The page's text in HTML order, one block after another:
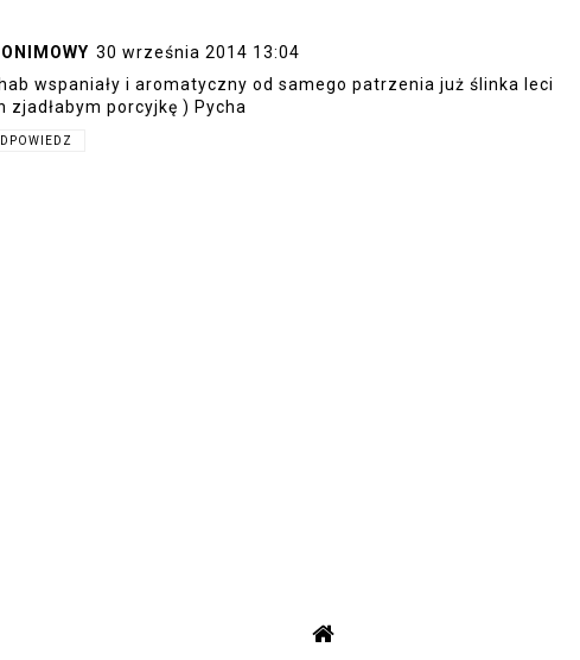
30 września 2014 13:04
wspaniały i aromatyczny od samego patrzenia już ślinka leci
zjadłabym porcyjkę ) Pycha